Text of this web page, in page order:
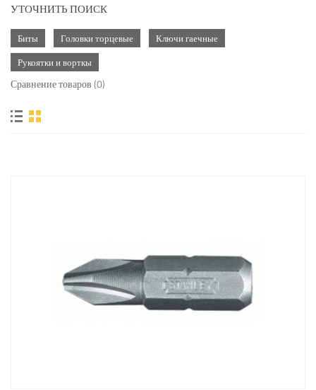
УТОЧНИТЬ ПОИСК
Биты Головки торцевые
Ключи гаечные
Рукоятки и ворткы
Сравнение товаров (0)